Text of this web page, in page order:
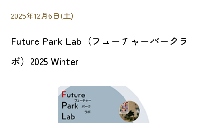
2025年12月6日(土)
Future Park Lab（フューチャーパークラ
ボ）2025 Winter